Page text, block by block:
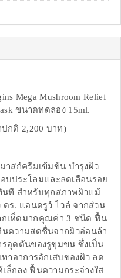
Mega Mushroom Relief
ขนาดทดลอง 15ml.
ปกติ 2,200 บาท)
าสก์ครีมเข้มข้น บำรุงผิว
บประโลมและลดเลือนรอย
นที สำหรับทุกสภาพผิวแม้
ดร. แอนดรูว์ ไวล์ จากส่วน
กเห็ดมากคุณค่า 3 ชนิด ฟื้น
นความสดชื่นจากผิวอ่อนล้า
รอุดตันของรูขุมขน ซึ่งเป็น
าอาการอักเสบของผิว ลด
ล็กลง ฟื้นความกระจ่างใส